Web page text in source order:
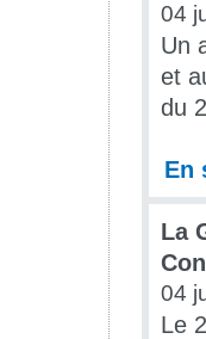
04
Un
et
du
En
La
04
Le